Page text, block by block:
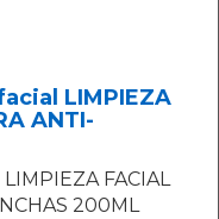
LIMPIEZA
ANTI-
FACIAL
200ML